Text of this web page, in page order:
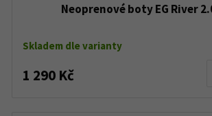
Neoprenové boty EG River
Skladem dle varianty
1 290 Kč